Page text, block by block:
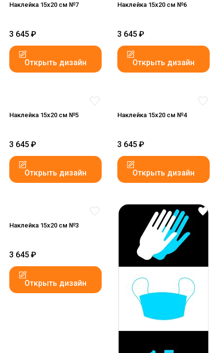
Наклейка 15x20 см №7
3 645 ₽
Открыть дизайн
Наклейка 15x20 см №6
3 645 ₽
Открыть дизайн
Наклейка 15x20 см №5
3 645 ₽
Открыть дизайн
Наклейка 15x20 см №4
3 645 ₽
Открыть дизайн
Наклейка 15x20 см №3
3 645 ₽
Открыть дизайн